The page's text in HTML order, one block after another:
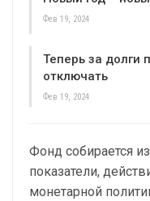
Фев 19, 2024
Теперь за долги
отключать
Фев 19, 2024
Фонд собирается
показатели,
монетарной